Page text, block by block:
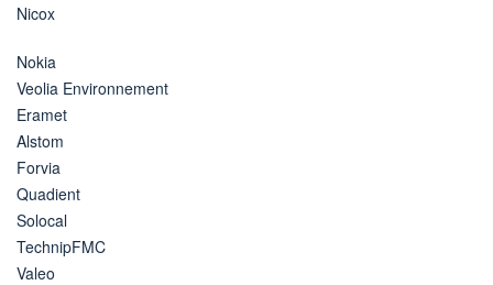
Nicox
Nokia
Veolia Environnement
Eramet
Alstom
Forvia
Quadient
Solocal
TechnipFMC
Valeo